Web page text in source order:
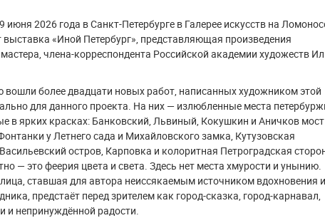
июня 2026 года в Санкт-Петербурге в Галерее искусств на
выставка «Иной Петербург», представляющая произведения
члена-корреспондента Российской академии художеств
вошли более двадцати новых работ, написанных художником этой
для данного проекта. На них — излюбленные места
в ярких красках: Банковский, Львиный, Кокушкин и Аничков
у Летнего сада и Михайловского замка, Кутузовская
остров, Карповка и колоритная Петроградская
— это феерия цвета и света. Здесь нет места хмурости и унынию.
ставшая для автора неиссякаемым источником вдохновения и
предстаёт перед зрителем как город-сказка, город-карнавал,
и непринуждённой радости.